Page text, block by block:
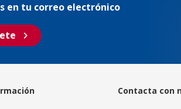
en tu correo electrónico
chevron_right
Contacta con